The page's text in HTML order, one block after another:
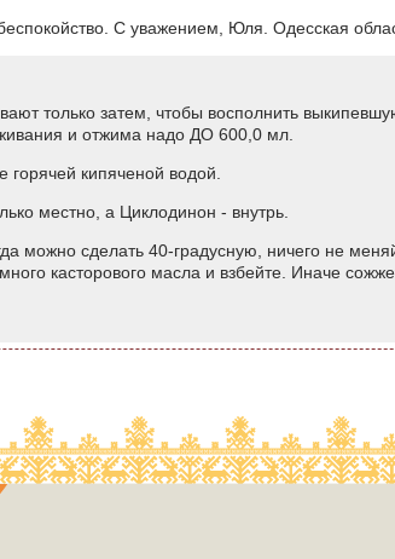
С уважением, Юля. Одесская
только затем, чтобы восполнить
и отжима надо ДО 600,0 мл.
кипяченой водой.
местно, а Циклодинон - внутрь.
можно сделать 40-градусную, ничего не
касторового масла и взбейте. Иначе